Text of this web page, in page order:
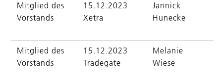
Mitglied des
Vorstands
15.12.2023
Xetra
Jannick
Hunecke
Mitglied des
Vorstands
15.12.2023
Tradegate
Melanie
Wiese